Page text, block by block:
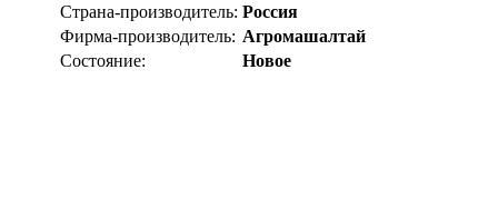
Страна-производитель: Россия
Фирма-производитель: Агромашалтай
Состояние:
Новое